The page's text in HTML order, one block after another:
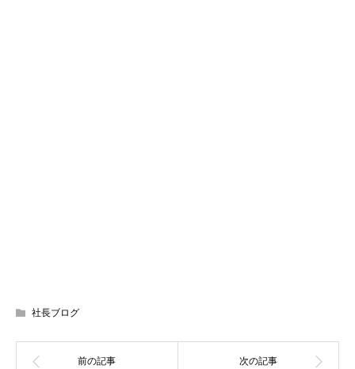
社長ブログ